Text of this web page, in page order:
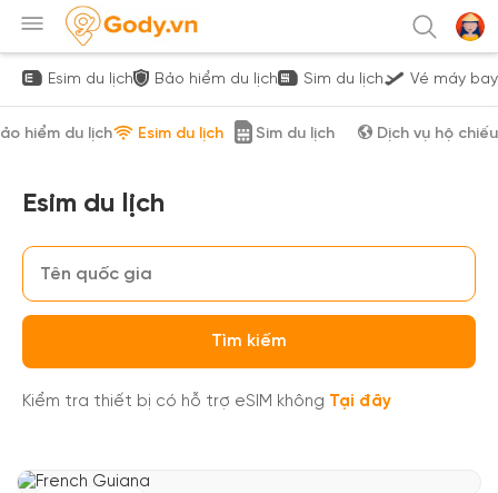
Esim du lịch Bảo hiểm du lịch Sim du lịch Vé máy bay
hiểm du lịch Esim du lịch Sim du lịch Dịch vụ hộ chiếu
Esim du lịch
Tìm kiếm
Kiểm tra thiết bị có hỗ trợ eSIM không Tại đây